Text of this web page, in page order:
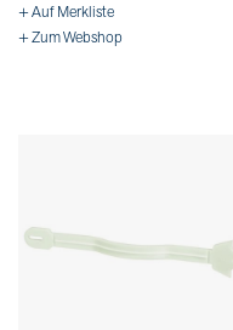
+ Auf Merkliste
+ Zum Webshop